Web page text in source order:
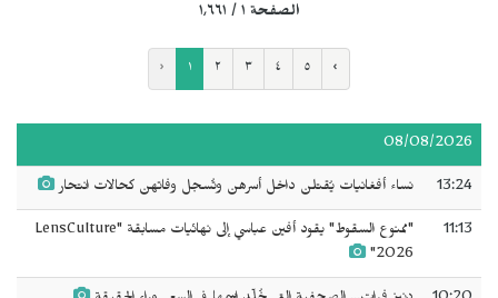
الصفحة ١ / ١٬٦٦١
‹ ١ ٢ ٣ ٤ ٥ ›
08/08/2026
13:24 نساء أفغانيات يُقتلن داخل أسرهن وتُسجل وفاتهن كحالات انتحار
11:13
"ممنوع السقوط" يقود أفين عباسي إلى نهائيات مسابقة "LensCulture
2026"